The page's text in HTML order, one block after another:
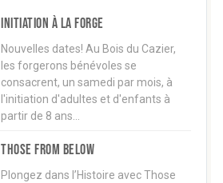
Initiation à la forge
Nouvelles dates! Au Bois du Cazier,
les forgerons bénévoles se
consacrent, un samedi par mois, à
l'initiation d'adultes et d'enfants à
partir de 8 ans…
Those from below
Plongez dans l’Histoire avec Those